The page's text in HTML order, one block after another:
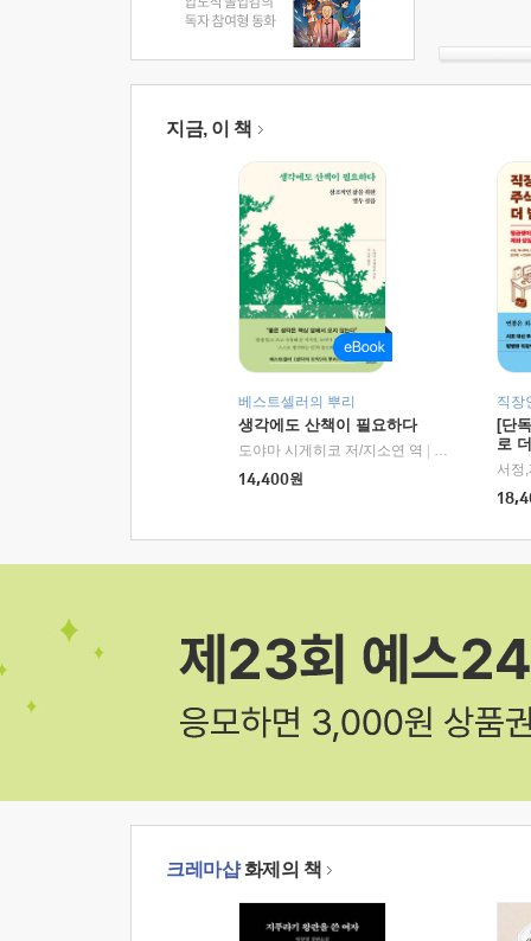
지금, 이 책
베스트셀러의 뿌리
생각에도 산책이 필요하다
도야마 시게히코 저/지소연 역
알에이치코리
14,400원
직장
[단
로
크레마샵화제의 책